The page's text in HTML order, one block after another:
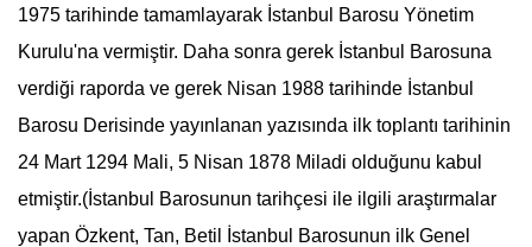
1975 tarihinde tamamlayarak İstanbul Barosu Yönetim
Kurulu'na vermiştir. Daha sonra gerek İstanbul Barosuna
verdiği raporda ve gerek Nisan 1988 tarihinde İstanbul
Barosu Derisinde yayınlanan yazısında ilk toplantı tarihinin
24 Mart 1294 Mali, 5 Nisan 1878 Miladi olduğunu kabul
etmiştir.(İstanbul Barosunun tarihçesi ile ilgili araştırmalar
yapan Özkent, Tan, Betil İstanbul Barosunun ilk Genel